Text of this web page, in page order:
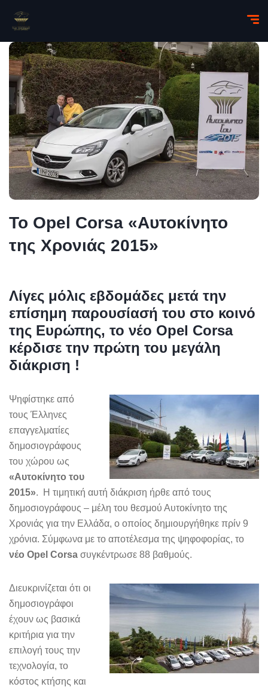
To Opel Corsa «Αυτοκίνητο
της Χρονιάς 2015»
Λίγες μόλις εβδομάδες μετά την
επίσημη παρουσίασή του στο κοινό
της Ευρώπης, το νέο Opel Corsa
κέρδισε την πρώτη του μεγάλη
διάκριση !
Ψηφίστηκε από
τους Έλληνες
επαγγελματίες
δημοσιογράφους
του χώρου ως
«Αυτοκίνητο του
2015». Η τιμητική αυτή διάκριση ήρθε από τους
δημοσιογράφους – μέλη του θεσμού Αυτοκίνητο της
Χρονιάς για την Ελλάδα, o οποίος δημιουργήθηκε πρίν 9
χρόνια. Σύμφωνα με το αποτέλεσμα της ψηφοφορίας, το
νέο Opel Corsa συγκέντρωσε 88 βαθμούς.
Διευκρινίζεται ότι οι
δημοσιογράφοι
έχουν ως βασικά
κριτήρια για την
επιλογή τους την
τεχνολογία, το
κόστος κτήσης και